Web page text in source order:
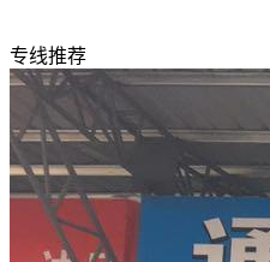
专线推荐